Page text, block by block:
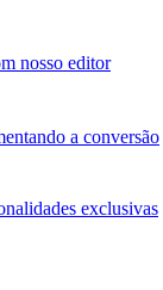
nosso editor
a conversão
exclusivas